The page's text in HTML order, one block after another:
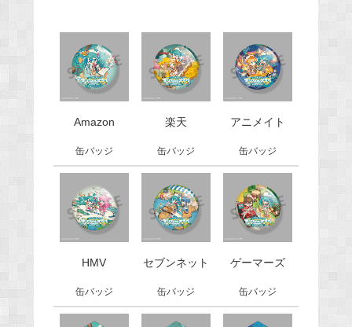
Amazon 楽天 アニメイト
缶バッジ 缶バッジ 缶バッジ
HMV セブンネット ゲーマーズ
缶バッジ 缶バッジ 缶バッジ